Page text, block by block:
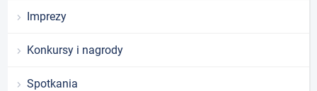
Imprezy
Konkursy i nagrody
Spotkania